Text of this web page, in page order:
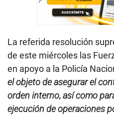
La referida resolución
de este miércoles las
en apoyo a la Policía
el objeto de asegurar el
orden interno, así como
ejecución de operaciones